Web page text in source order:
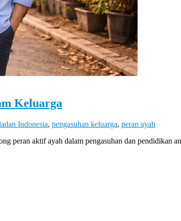
Keluarga
Indonesia, pengasuhan keluarga, peran ayah
peran aktif ayah dalam pengasuhan dan pendidikan